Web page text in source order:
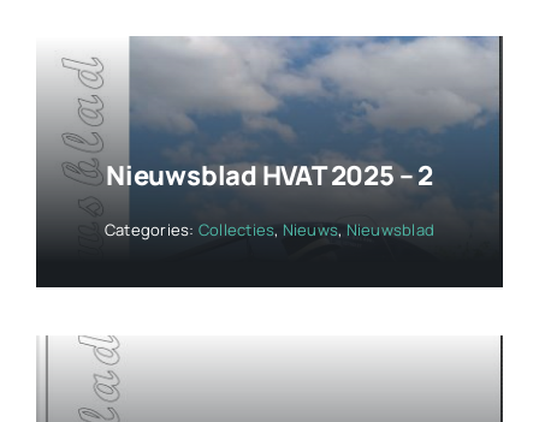
Nieuwsblad HVAT 2025 – 2
Categories: Collecties, Nieuws,Nieuwsblad